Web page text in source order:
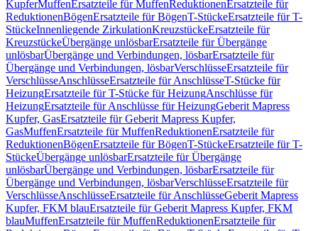
KupferMuffenErsatzteile für MuffenReduktionenErsatzteile für
ReduktionenBögenErsatzteile für BögenT-StückeErsatzteile für T-
StückeInnenliegende ZirkulationKreuzstückeErsatzteile für
KreuzstückeÜbergänge unlösbarErsatzteile für Übergänge
unlösbarÜbergänge und Verbindungen, lösbarErsatzteile für
Übergänge und Verbindungen, lösbarVerschlüsseErsatzteile für
VerschlüsseAnschlüsseErsatzteile für AnschlüsseT-Stücke für
HeizungErsatzteile für T-Stücke für HeizungAnschlüsse für
HeizungErsatzteile für Anschlüsse für HeizungGeberit Mapress
Kupfer, GasErsatzteile für Geberit Mapress Kupfer,
GasMuffenErsatzteile für MuffenReduktionenErsatzteile für
ReduktionenBögenErsatzteile für BögenT-StückeErsatzteile für T-
StückeÜbergänge unlösbarErsatzteile für Übergänge
unlösbarÜbergänge und Verbindungen, lösbarErsatzteile für
Übergänge und Verbindungen, lösbarVerschlüsseErsatzteile für
VerschlüsseAnschlüsseErsatzteile für AnschlüsseGeberit Mapress
Kupfer, FKM blauErsatzteile für Geberit Mapress Kupfer, FKM
blauMuffenErsatzteile für MuffenReduktionenErsatzteile für